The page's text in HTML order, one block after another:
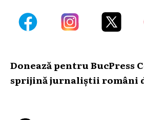
Donează pentru BucPress
sprijină jurnaliștii români